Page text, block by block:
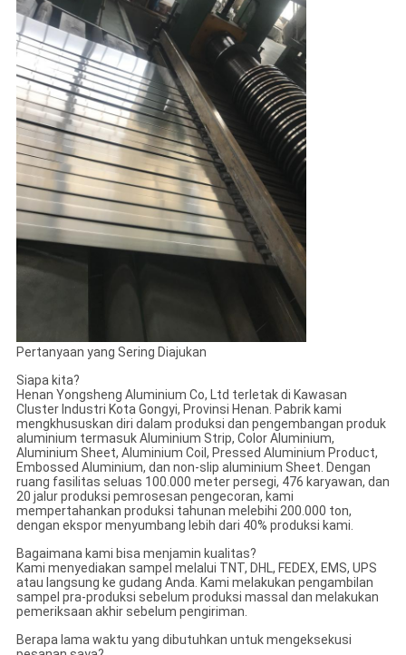
Pertanyaan yang Sering Diajukan
Siapa kita?
Henan Yongsheng Aluminium Co, Ltd terletak di Kawasan
Cluster Industri Kota Gongyi, Provinsi Henan. Pabrik kami
mengkhususkan diri dalam produksi dan pengembangan produk
aluminium termasuk Aluminium Strip, Color Aluminium,
Aluminium Sheet, Aluminium Coil, Pressed Aluminium Product,
Embossed Aluminium, dan non-slip aluminium Sheet. Dengan
ruang fasilitas seluas 100.000 meter persegi, 476 karyawan, dan
20 jalur produksi pemrosesan pengecoran, kami
mempertahankan produksi tahunan melebihi 200.000 ton,
dengan ekspor menyumbang lebih dari 40% produksi kami.
Bagaimana kami bisa menjamin kualitas?
Kami menyediakan sampel melalui TNT, DHL, FEDEX, EMS, UPS
atau langsung ke gudang Anda. Kami melakukan pengambilan
sampel pra-produksi sebelum produksi massal dan melakukan
pemeriksaan akhir sebelum pengiriman.
Berapa lama waktu yang dibutuhkan untuk mengeksekusi